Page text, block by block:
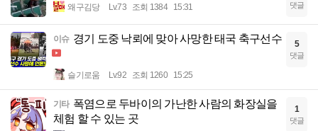
왜구김당 Lv.73 조회 1384 15:31 댓글
이슈 경기 도중 낙뢰에 맞아 사망한 태국 축구선수
슬기로움 Lv.92 조회 1260 15:25
5
댓글
기타 폭염으로 두바이의 가난한 사람의 화장실을
체험 할 수 있는 곳
1
댓글